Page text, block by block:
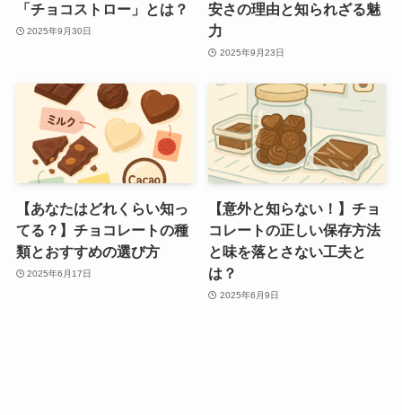
「チョコストロー」とは？
2025年9月30日
安さの理由と知られざる魅
力
2025年9月23日
【あなたはどれくらい知っ
てる？】チョコレートの種
類とおすすめの選び方
2025年6月17日
【意外と知らない！】チョ
コレートの正しい保存方法
と味を落とさない工夫と
は？
2025年6月9日